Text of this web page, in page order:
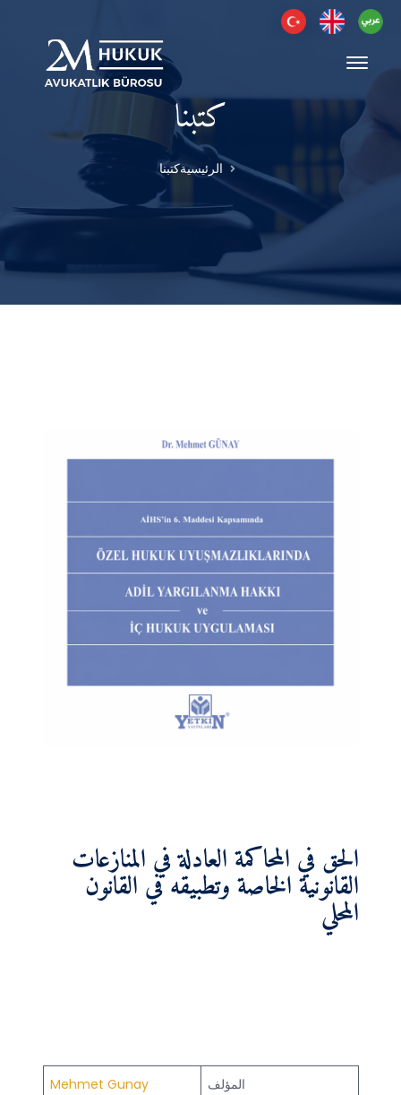
كتبنا
الرئيسيةكتبنا
الحق في المحاكمة العادلة في المنازعات
القانونية الخاصة وتطبيقه في القانون
المحلي
المؤلف Mehmet Gunay